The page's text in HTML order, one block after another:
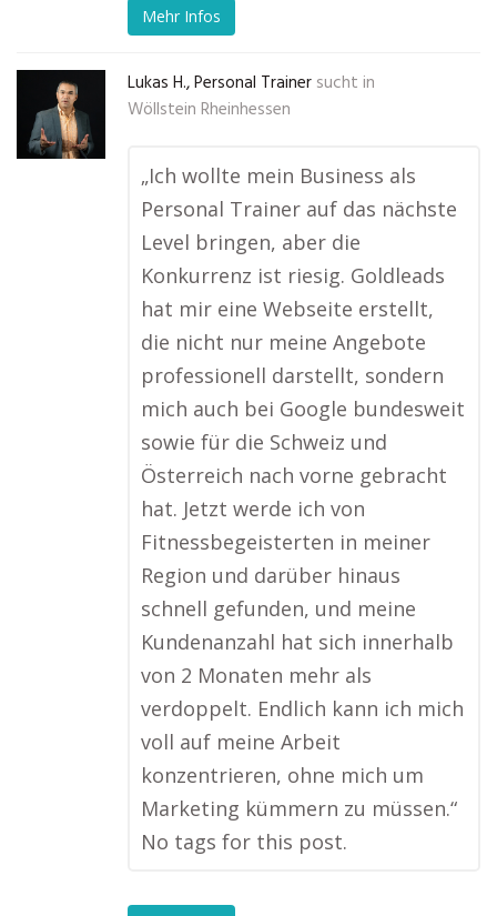
Mehr Infos
Lukas H., Personal Trainer sucht in
Wöllstein Rheinhessen
„Ich wollte mein Business als
Personal Trainer auf das nächste
Level bringen, aber die
Konkurrenz ist riesig. Goldleads
hat mir eine Webseite erstellt,
die nicht nur meine Angebote
professionell darstellt, sondern
mich auch bei Google bundesweit
sowie für die Schweiz und
Österreich nach vorne gebracht
hat. Jetzt werde ich von
Fitnessbegeisterten in meiner
Region und darüber hinaus
schnell gefunden, und meine
Kundenanzahl hat sich innerhalb
von 2 Monaten mehr als
verdoppelt. Endlich kann ich mich
voll auf meine Arbeit
konzentrieren, ohne mich um
Marketing kümmern zu müssen.“
No tags for this post.